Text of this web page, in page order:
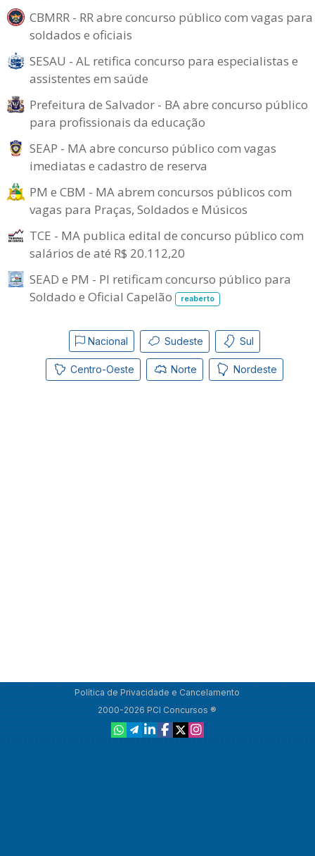
CBMRR - RR abre concurso público com vagas para
soldados e oficiais
SESAU - AL retifica concurso para especialistas e
assistentes em saúde
Prefeitura de Salvador - BA abre concurso público
para profissionais da educação
SEAP - MA abre concurso público com vagas
imediatas e cadastro de reserva
PM e CBM - MA abrem concursos públicos com
vagas para Praças, Soldados e Músicos
TCE - MA publica edital de concurso público com
salários de até R$ 20.112,20
SEAD e PM - PI retificam concurso público para
Soldado e Oficial Capelão
reaberto
Nacional Sudeste Sul
Centro-Oeste Norte Nordeste
Política de Privacidade e Cancelamento
2000-2026 PCI Concursos ®